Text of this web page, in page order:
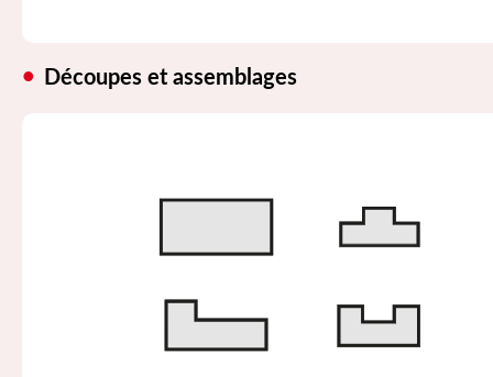
Découpes et assemblages